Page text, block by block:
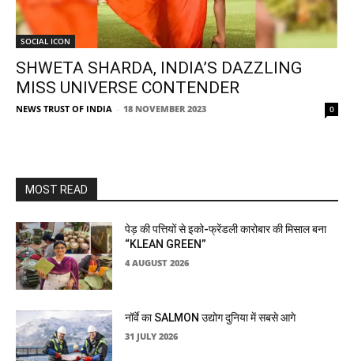
SOCIAL ICON
SHWETA SHARDA, INDIA’S DAZZLING
MISS UNIVERSE CONTENDER
NEWS TRUST OF INDIA - 18 NOVEMBER 2023 0
MOST READ
पेड़ की पत्तियों से इको-फ्रेंडली कारोबार की मिसाल बना
“KLEAN GREEN”
4 AUGUST 2026
नॉर्वे का SALMON उद्योग दुनिया में सबसे आगे
31 JULY 2026